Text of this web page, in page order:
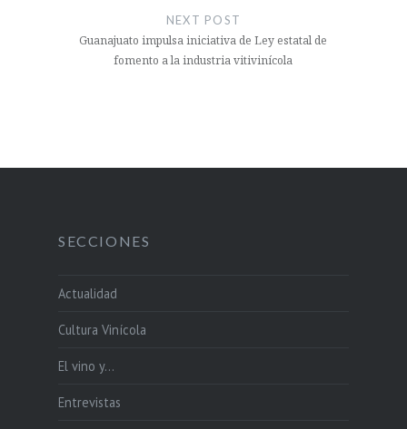
NEXT POST
Guanajuato impulsa iniciativa de Ley estatal de
fomento a la industria vitivinícola
SECCIONES
Actualidad
Cultura Vinícola
El vino y…
Entrevistas